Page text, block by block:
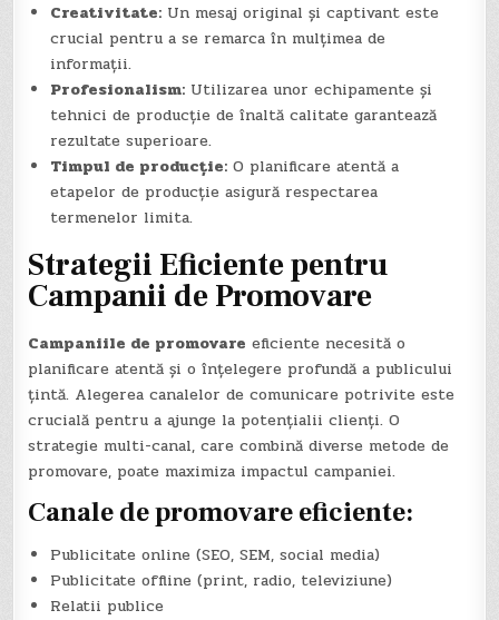
Creativitate: Un mesaj original și captivant este
crucial pentru a se remarca în mulțimea de
informații.
Profesionalism: Utilizarea unor echipamente și
tehnici de producție de înaltă calitate garantează
rezultate superioare.
Timpul de producție: O planificare atentă a
etapelor de producție asigură respectarea
termenelor limita.
Strategii Eficiente pentru
Campanii de Promovare
Campaniile de promovare eficiente necesită o
planificare atentă și o înțelegere profundă a publicului
țintă. Alegerea canalelor de comunicare potrivite este
crucială pentru a ajunge la potențialii clienți. O
strategie multi-canal, care combină diverse metode de
promovare, poate maximiza impactul campaniei.
Canale de promovare eficiente:
Publicitate online (SEO, SEM, social media)
Publicitate offline (print, radio, televiziune)
Relatii publice